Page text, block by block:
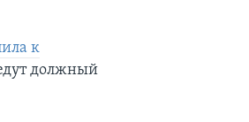
к
должный